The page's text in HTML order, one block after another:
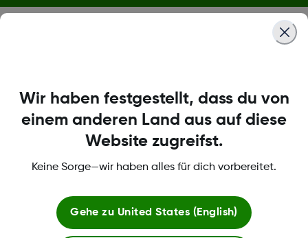
→ Dexcom übernimmt Antrag, Abwicklung &
Versand
Wir haben festgestellt, dass du von
einem anderen Land aus auf diese
Website zugreifst.
Keine Sorge—wir haben alles für dich vorbereitet.
Gehe zu United States (English)